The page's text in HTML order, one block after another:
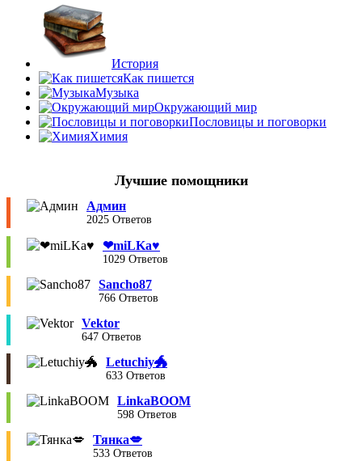
История
Как пишется
Музыка
Окружающий мир
Пословицы и поговорки
Химия
Лучшие помощники
Админ
2025 Ответов
❤︎miLKa♥︎
1029 Ответов
Sancho87
766 Ответов
Vektor
647 Ответов
Letuchiy🐲
633 Ответов
LinkaBOOM
598 Ответов
Тянка💋
533 Ответов